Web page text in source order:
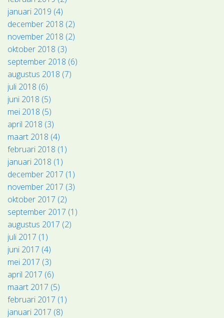
januari 2019 (4)
december 2018 (2)
november 2018 (2)
oktober 2018 (3)
september 2018 (6)
augustus 2018 (7)
juli 2018 (6)
juni 2018 (5)
mei 2018 (5)
april 2018 (3)
maart 2018 (4)
februari 2018 (1)
januari 2018 (1)
december 2017 (1)
november 2017 (3)
oktober 2017 (2)
september 2017 (1)
augustus 2017 (2)
juli 2017 (1)
juni 2017 (4)
mei 2017 (3)
april 2017 (6)
maart 2017 (5)
februari 2017 (1)
januari 2017 (8)